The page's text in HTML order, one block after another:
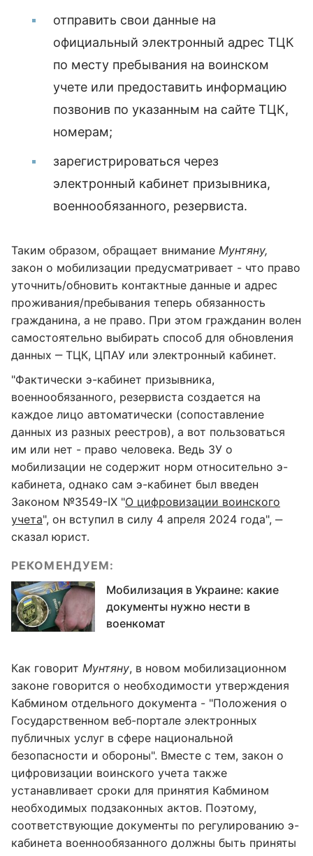
отправить свои данные на
официальный электронный адрес ТЦК
по месту пребывания на воинском
учете или предоставить информацию
позвонив по указанным на сайте ТЦК,
номерам;
зарегистрироваться через
электронный кабинет призывника,
военнообязанного, резервиста.
Таким образом, обращает внимание Мунтяну,
закон о мобилизации предусматривает - что право
уточнить/обновить контактные данные и адрес
проживания/пребывания теперь обязанность
гражданина, а не право. При этом гражданин волен
самостоятельно выбирать способ для обновления
данных ‒ ТЦК, ЦПАУ или электронный кабинет.
"Фактически э-кабинет призывника,
военнообязанного, резервиста создается на
каждое лицо автоматически (сопоставление
данных из разных реестров), а вот пользоваться
им или нет - право человека. Ведь ЗУ о
мобилизации не содержит норм относительно э-
кабинета, однако сам э-кабинет был введен
Законом №3549-IX "О цифровизации воинского
учета", он вступил в силу 4 апреля 2024 года", ‒
сказал юрист.
РЕКОМЕНДУЕМ:
Мобилизация в Украине: какие
документы нужно нести в
военкомат
Как говорит Мунтяну, в новом мобилизационном
законе говорится о необходимости утверждения
Кабмином отдельного документа - "Положения о
Государственном веб-портале электронных
публичных услуг в сфере национальной
безопасности и обороны". Вместе с тем, закон о
цифровизации воинского учета также
устанавливает сроки для принятия Кабмином
необходимых подзаконных актов. Поэтому,
соответствующие документы по регулированию э-
кабинета военнообязанного должны быть приняты